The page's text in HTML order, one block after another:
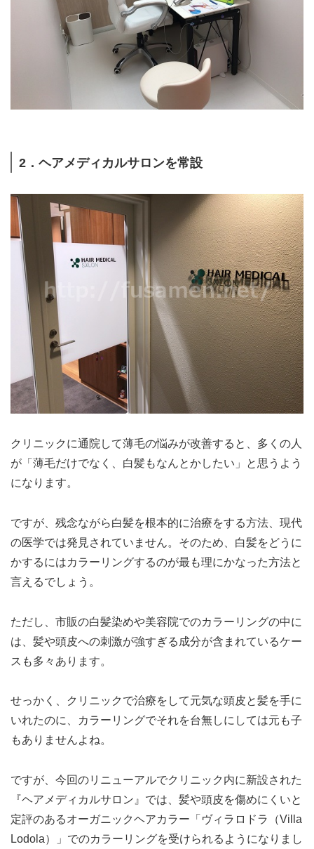
2．ヘアメディカルサロンを常設
クリニックに通院して薄毛の悩みが改善すると、多くの人
が「薄毛だけでなく、白髪もなんとかしたい」と思うよう
になります。
ですが、残念ながら白髪を根本的に治療をする方法、現代
の医学では発見されていません。そのため、白髪をどうに
かするにはカラーリングするのが最も理にかなった方法と
言えるでしょう。
ただし、市販の白髪染めや美容院でのカラーリングの中に
は、髪や頭皮への刺激が強すぎる成分が含まれているケー
スも多々あります。
せっかく、クリニックで治療をして元気な頭皮と髪を手に
いれたのに、カラーリングでそれを台無しにしては元も子
もありませんよね。
ですが、今回のリニューアルでクリニック内に新設された
『ヘアメディカルサロン』では、髪や頭皮を傷めにくいと
定評のあるオーガニックヘアカラー「ヴィラロドラ（Villa
Lodola）」でのカラーリングを受けられるようになりまし